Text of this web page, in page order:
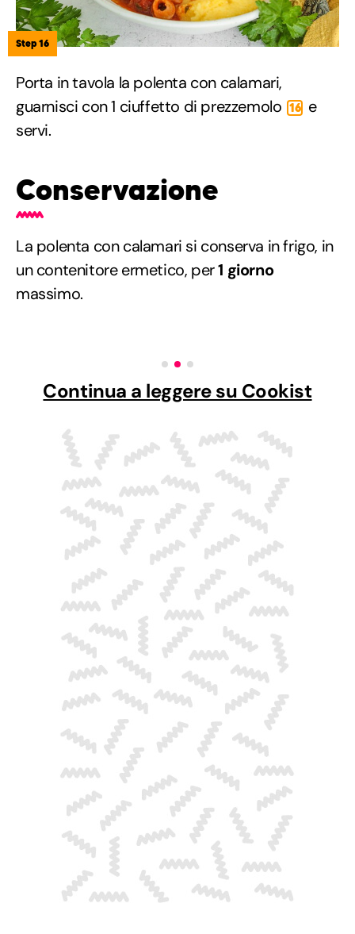
Step 16
Porta in tavola la polenta con calamari,
guarnisci con 1 ciuffetto di prezzemolo 16 e
servi.
Conservazione
La polenta con calamari si conserva in frigo, in
un contenitore ermetico, per1 giorno
massimo.
Continua a leggere su Cookist